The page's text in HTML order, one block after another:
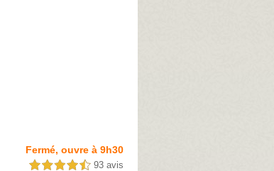
Fermé, ouvre à 9h30
4,5 étoiles sur 5 93 avis